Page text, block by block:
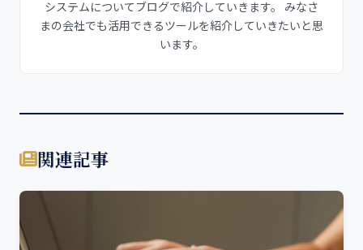
システムについてブログで紹介していきます。 みなさ
まの会社でも活用できるツールを紹介していきたいと思
います。
関連記事